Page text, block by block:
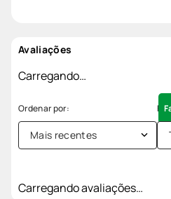
Avaliações
Carregando…
Mais recentes
Carregando avaliações…